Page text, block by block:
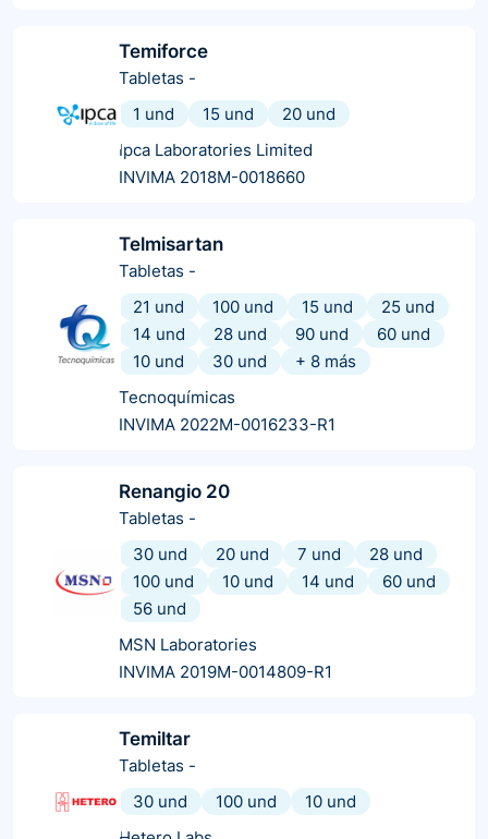
Temiforce
Tabletas -
1 und
15 und
20 und
Ipca Laboratories Limited
INVIMA 2018M-0018660
Telmisartan
Tabletas -
21 und
100 und 15 und
25 und
14 und
28 und 90 und
60 und
10 und
30 und + 8 más
Tecnoquímicas
INVIMA 2022M-0016233-R1
Renangio 20
Tabletas -
30 und
20 und 7 und
28 und
100 und
10 und 14 und
60 und
56 und
MSN Laboratories
INVIMA 2019M-0014809-R1
Temiltar
Tabletas -
30 und
100 und
10 und